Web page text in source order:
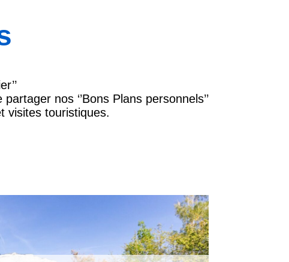
nos ‘’Bons Plans personnels’’
visites touristiques.